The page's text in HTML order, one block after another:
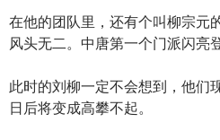
在他的团队里，还有个叫柳宗元
风头无二。中唐第一个门派闪亮
此时的刘柳一定不会想到，他们
日后将变成高攀不起。